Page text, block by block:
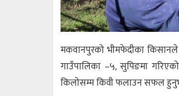
मकवानपुरको भीमफेदीका
गाउँपालिका –५, सुपिङमा
किलोसम्म किवी फलाउन सफल